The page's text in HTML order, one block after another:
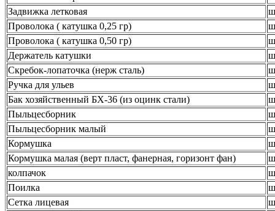
Задвижка летковая
Проволока ( катушка 0,25 гр)
Проволока ( катушка 0,50 гр)
Держатель катушки
Скребок-лопаточка (нерж сталь)
Ручка для ульев
Бак хозяйственный БХ-36 (из оцинк стали)
Пыльцесборник
Пыльцесборник малый
Кормушка
Кормушка малая (верт пласт, фанерная, горизонт фан)
колпачок
Поилка
Сетка лицевая